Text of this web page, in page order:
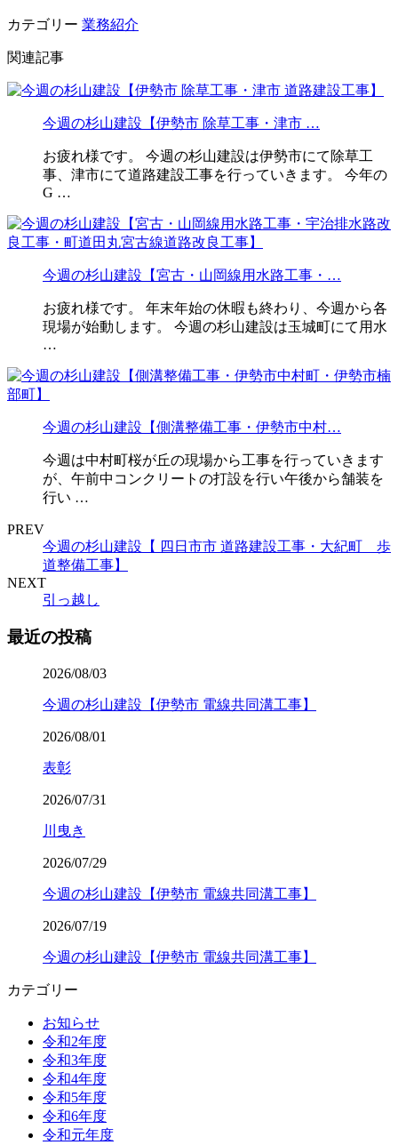
カテゴリー 業務紹介
関連記事
今週の杉山建設【伊勢市 除草工事・津市 …
お疲れ様です。 今週の杉山建設は伊勢市にて除草工
事、津市にて道路建設工事を行っていきます。 今年の
G …
今週の杉山建設【宮古・山岡線用水路工事・…
お疲れ様です。 年末年始の休暇も終わり、今週から各
現場が始動します。 今週の杉山建設は玉城町にて用水
…
今週の杉山建設【側溝整備工事・伊勢市中村…
今週は中村町桜が丘の現場から工事を行っていきます
が、午前中コンクリートの打設を行い午後から舗装を
行い …
PREV
今週の杉山建設【 四日市市 道路建設工事・大紀町 歩
道整備工事】
NEXT
引っ越し
最近の投稿
2026/08/03
今週の杉山建設【伊勢市 電線共同溝工事】
2026/08/01
表彰
2026/07/31
川曳き
2026/07/29
今週の杉山建設【伊勢市 電線共同溝工事】
2026/07/19
今週の杉山建設【伊勢市 電線共同溝工事】
カテゴリー
お知らせ
令和2年度
令和3年度
令和4年度
令和5年度
令和6年度
令和元年度